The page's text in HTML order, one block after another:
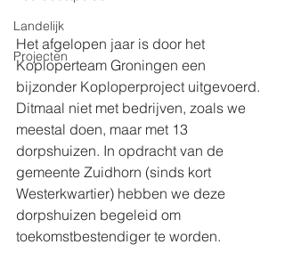
Landelijk
Projecten
Het afgelopen jaar is door het
Koploperteam Groningen een
bijzonder Koploperproject uitgevoerd.
Ditmaal niet met bedrijven, zoals we
meestal doen, maar met 13
dorpshuizen. In opdracht van de
gemeente Zuidhorn (sinds kort
Westerkwartier) hebben we deze
dorpshuizen begeleid om
toekomstbestendiger te worden.